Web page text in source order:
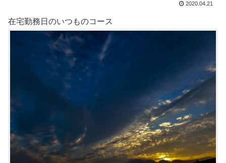
2020.04.21
在宅勤務日のいつものコース